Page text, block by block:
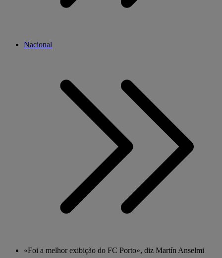
Nacional
«Foi a melhor exibição do FC Porto», diz Martín Anselmi